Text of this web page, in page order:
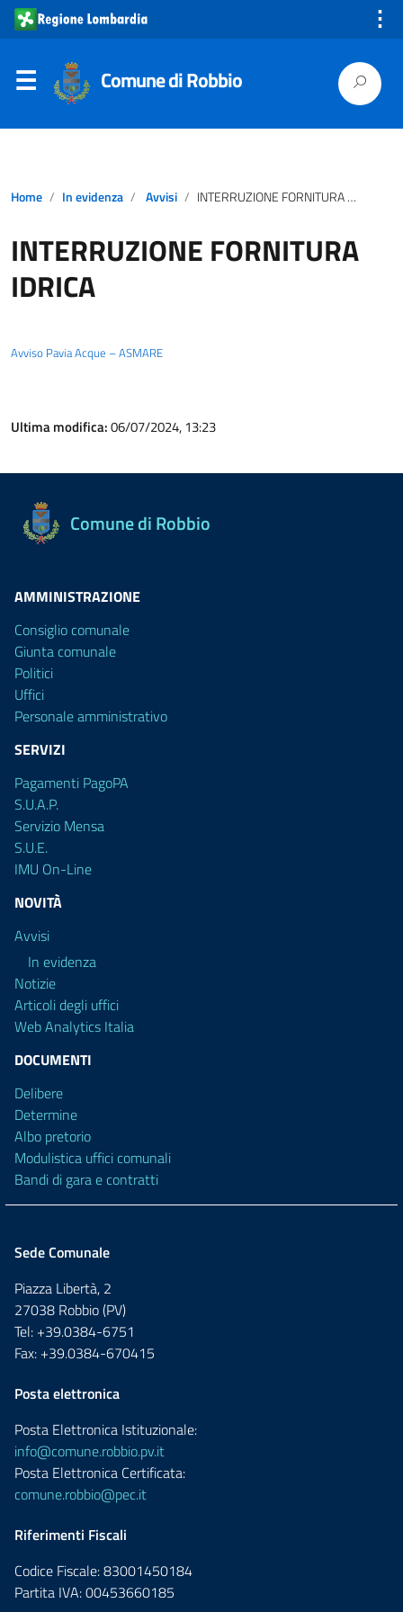
⋮
Comune di Robbio
Home In evidenza Avvisi INTERRUZIONE FORNITURA IDRICA
INTERRUZIONE FORNITURA
IDRICA
Avviso Pavia Acque – ASMARE
Ultima modifica:06/07/2024, 13:23
Comune di Robbio
AMMINISTRAZIONE
Consiglio comunale
Giunta comunale
Politici
Uffici
Personale amministrativo
SERVIZI
Pagamenti PagoPA
S.U.A.P.
Servizio Mensa
S.U.E.
IMU On-Line
NOVITÀ
Avvisi
In evidenza
Notizie
Articoli degli uffici
Web Analytics Italia
DOCUMENTI
Delibere
Determine
Albo pretorio
Modulistica uffici comunali
Bandi di gara e contratti
Sede Comunale
Piazza Libertà, 2
27038 Robbio (PV)
Tel: +39.0384-6751
Fax: +39.0384-670415
Posta elettronica
Posta Elettronica Istituzionale:
info@comune.robbio.pv.it
Posta Elettronica Certificata:
comune.robbio@pec.it
Riferimenti Fiscali
Codice Fiscale: 83001450184
Partita IVA: 00453660185